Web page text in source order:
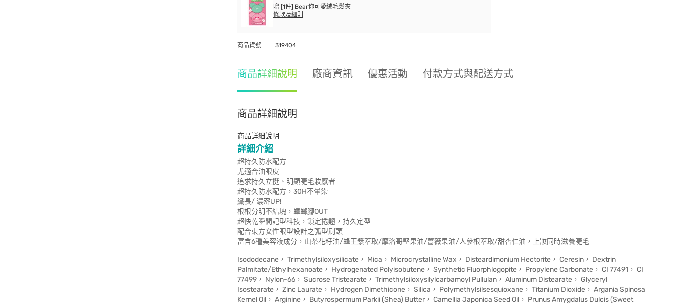
贈 [1件] Bear你可愛絨毛髮夾
條款及細則
商品貨號 319404
商品詳細說明 廠商資訊 優惠活動 付款方式與配送方式
商品詳細說明
商品詳細說明
詳細介紹
超持久防水配方
尤適合油眼皮
追求持久立挺、明顯睫毛妝感者
超持久防水配方，30H不暈染
纖長/ 濃密UP!
根根分明不結塊，蟑螂腳OUT
超快乾瞬間記型科技，鎖定捲翹，持久定型
配合東方女性眼型設計之弧型刷頭
富含6種美容液成分，山茶花籽油/蜂王漿萃取/摩洛哥堅果油/薔薇果油/人參根萃取/甜杏仁油，上妝同時滋養睫毛
Isododecane， Trimethylsiloxysilicate， Mica， Microcrystalline Wax， Disteardimonium Hectorite， Ceresin， Dextrin
Palmitate/Ethylhexanoate， Hydrogenated Polyisobutene， Synthetic Fluorphlogopite， Propylene Carbonate， CI 77491， CI
77499， Nylon-66， Sucrose Tristearate， Trimethylsiloxysilylcarbamoyl Pullulan， Aluminum Distearate， Glyceryl
Isostearate， Zinc Laurate， Hydrogen Dimethicone， Silica， Polymethylsilsesquioxane， Titanium Dioxide， Argania Spinosa
Kernel Oil， Arginine， Butyrospermum Parkii (Shea) Butter， Camellia Japonica Seed Oil， Prunus Amygdalus Dulcis (Sweet